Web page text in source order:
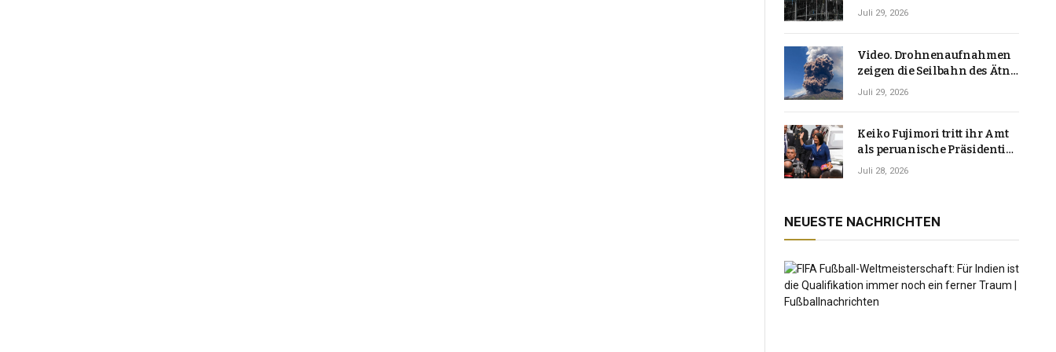
den meisten Erdbeben, die
Juli 29, 2026
Video. Drohnenaufnahmen
zeigen die Seilbahn des Ätna
über einer Vulkanlandschaft
Juli 29, 2026
Keiko Fujimori tritt ihr Amt
als peruanische Präsidentin
an und verspricht, das
Juli 28, 2026
NEUESTE NACHRICHTEN